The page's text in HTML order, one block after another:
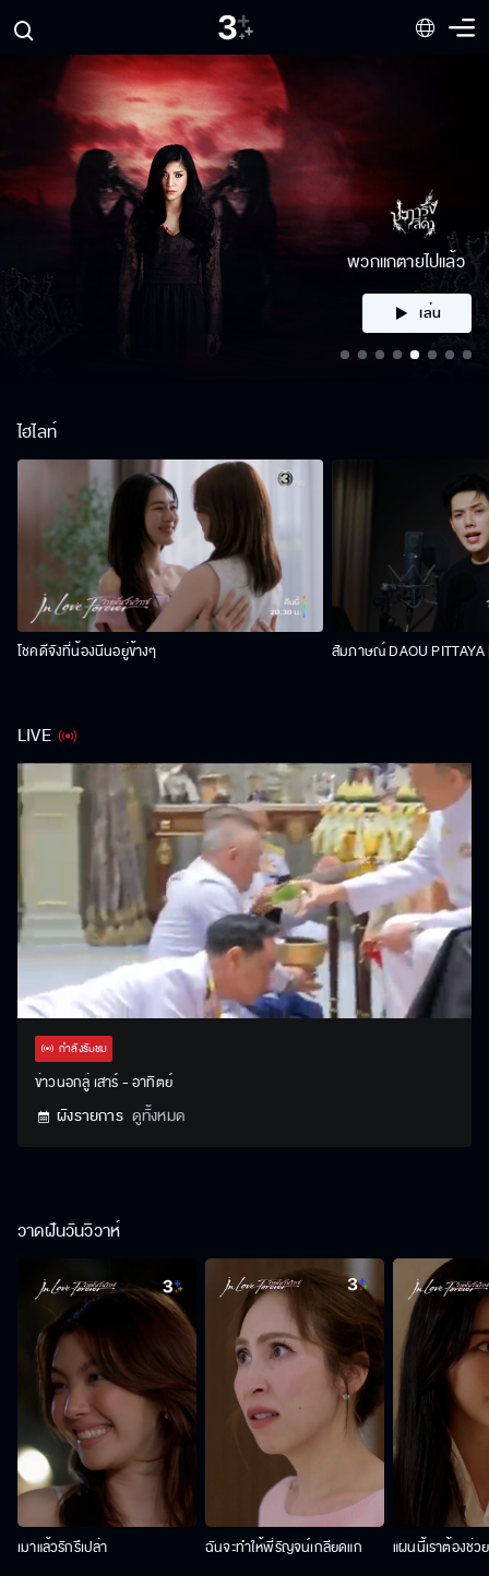
พวกแกตายไปแล้ว
เล่น
ไฮไลท์
โชคดีจังที่น้องนีนอยู่ข้างๆ สัมภาษณ์ DAOU PITTAYA
LIVE
UnmuteStream Settings
กำลังรับชม
ข่าวนอกลู่ เสาร์ - อาทิตย์
ผังรายการ ดูทั้งหมด
วาดฝันวันวิวาห์
เมาแล้วรักรึเปล่า ฉันจะทำให้พี่รัญจน์เกลียดแก แผนนี้เราต้องช่ว